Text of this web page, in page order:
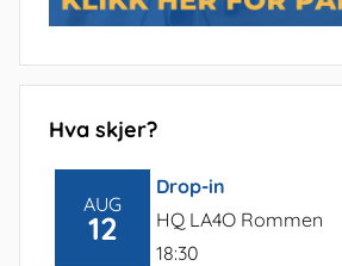
Hva skjer?
AUG
12
Drop-in
HQ LA4O Rommen
18:30